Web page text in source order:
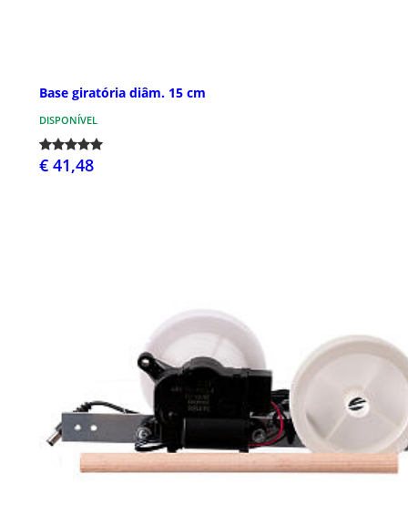
Base giratória diâm. 15 cm
DISPONÍVEL
€ 41,48